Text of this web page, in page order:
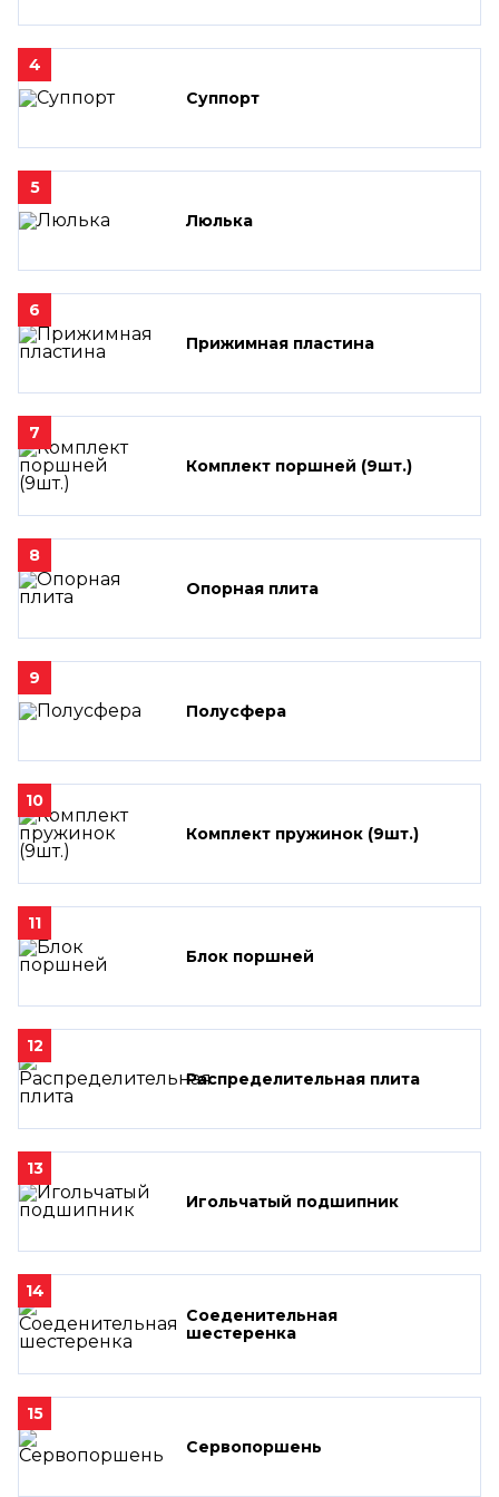
4
Суппорт
5
Люлька
6
Прижимная пластина
7
Комплект поршней (9шт.)
8
Опорная плита
9
Полусфера
10
Комплект пружинок (9шт.)
11
Блок поршней
12
Распределительная плита
13
Игольчатый подшипник
14
Соеденительная
шестеренка
15
Сервопоршень